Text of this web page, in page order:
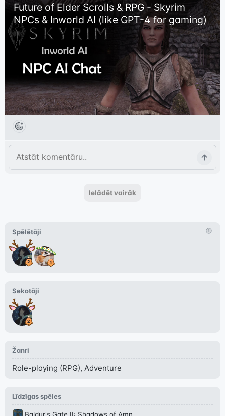
Future of Elder Scrolls & RPG - Skyrim
NPCs & Inworld AI (like GPT-4 for gaming)
Ielādēt vairāk
Spēlētāji
Sekotāji
Žanri
Role-playing (RPG), Adventure
Līdzīgas spēles
Baldur's Gate II: Shadows of Amn